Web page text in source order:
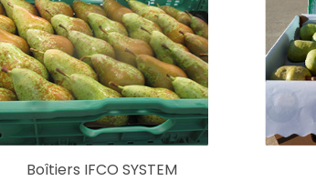
Boîtiers IFCO SYSTEM